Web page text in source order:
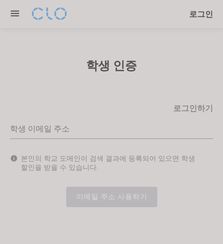
note:
로그인
학생 인증
로그인하기
학생 이메일 주소
본인의 학교 도메인이 검색 결과에 등록되어 있으면 학생
할인을 받을 수 있습니다.
이메일 주소 사용하기